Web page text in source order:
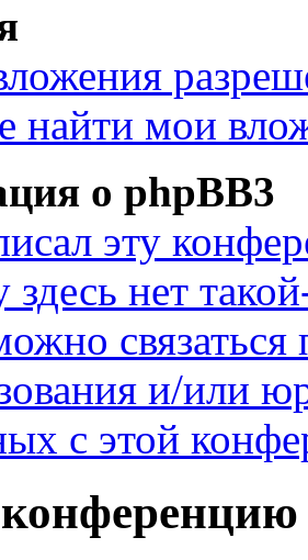
найти мои
о phpBB3
эту
нет
связаться
и/или
с этой